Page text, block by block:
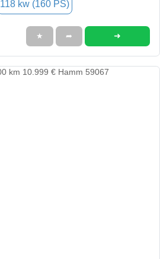
118 kw (160 PS)
★ ➦ ➜